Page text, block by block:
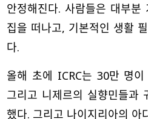
안정해진다. 사람들은 대부
집을 떠나고, 기본적인 생활
다.
올해 초에 ICRC는 30만 명
그리고 니제르의 실향민들과
했다. 그리고 나이지리아의 아